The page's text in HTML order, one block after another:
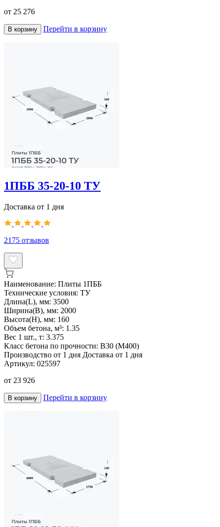
от 25 276
В корзину Перейти в корзину
1ПББ 35-20-10 ТУ
Доставка от 1 дня
2175 отзывов
Наименование: Плиты 1ПББ
Технические условия: ТУ
Длина(L), мм: 3500
Ширина(B), мм: 2000
Высота(H), мм: 160
Объем бетона, м³: 1.35
Вес 1 шт., т: 3.375
Класс бетона по прочности: В30 (М400)
Производство от 1 дня Доставка от 1 дня
Артикул: 025597
от 23 926
В корзину Перейти в корзину